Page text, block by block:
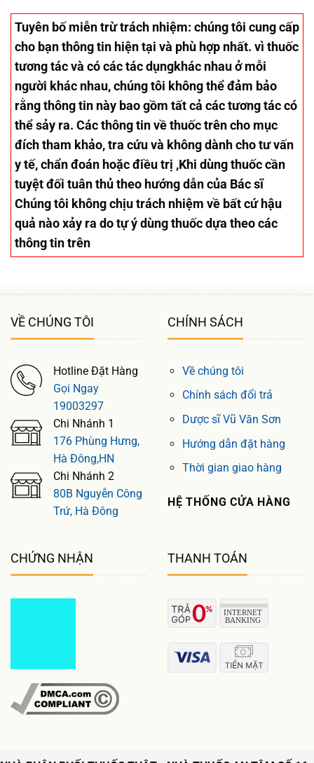
Tuyên bố miễn trừ trách nhiệm: chúng tôi cung cấp
cho bạn thông tin hiện tại và phù hợp nhất. vì thuốc
tương tác và có các tác dụngkhác nhau ở mỗi
người khác nhau, chúng tôi không thể đảm bảo
rằng thông tin này bao gồm tất cả các tương tác có
thể sảy ra. Các thông tin về thuốc trên cho mục
đích tham khảo, tra cứu và không dành cho tư vấn
y tế, chẩn đoán hoặc điều trị ,Khi dùng thuốc cần
tuyệt đối tuân thủ theo hướng dẫn của Bác sĩ
Chúng tôi không chịu trách nhiệm về bất cứ hậu
quả nào xảy ra do tự ý dùng thuốc dựa theo các
thông tin trên
VỀ CHÚNG TÔI
Hotline Đặt Hàng
Gọi Ngay
19003297
Chi Nhánh 1
176 Phùng Hưng,
Hà Đông,HN
Chi Nhánh 2
80B Nguyễn Công
Trứ, Hà Đông
CHÍNH SÁCH
Về chúng tôi
Chính sách đổi trả
Dược sĩ Vũ Văn Sơn
Hướng dẫn đặt hàng
Thời gian giao hàng
HỆ THỐNG CỬA HÀNG
CHỨNG NHẬN THANH TOÁN